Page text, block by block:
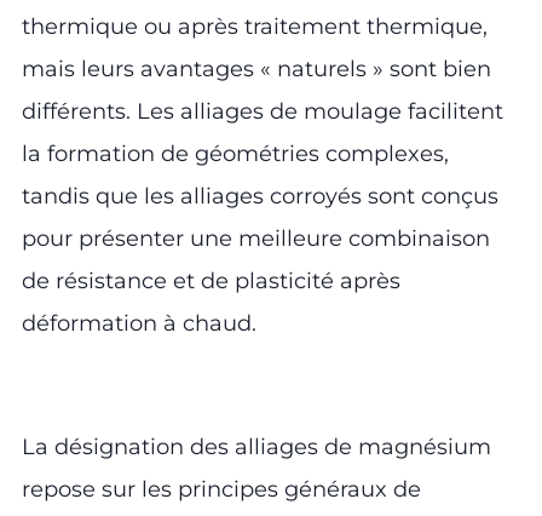
thermique ou après traitement thermique,
mais leurs avantages « naturels » sont bien
différents. Les alliages de moulage facilitent
la formation de géométries complexes,
tandis que les alliages corroyés sont conçus
pour présenter une meilleure combinaison
de résistance et de plasticité après
déformation à chaud.
La désignation des alliages de magnésium
repose sur les principes généraux de